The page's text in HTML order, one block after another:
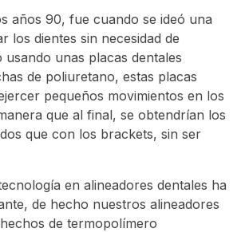
años 90, fue cuando se ideó una
los dientes sin necesidad de
unas placas dentales
de poliuretano, estas placas
pequeños movimientos en los
que al final, se obtendrían los
que con los brackets, sin ser
en alineadores dentales ha
de hecho nuestros alineadores
de termopolímero